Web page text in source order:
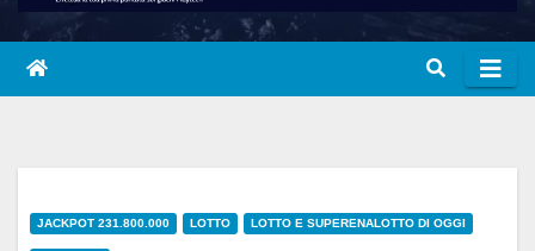
JACKPOT 231.800.000 LOTTO LOTTO E SUPERENALOTTO DI OGGI